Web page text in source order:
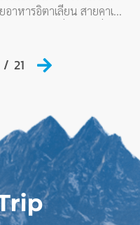
าหารอิตาเลียน สายคาเฟ่
ลย
/ 21